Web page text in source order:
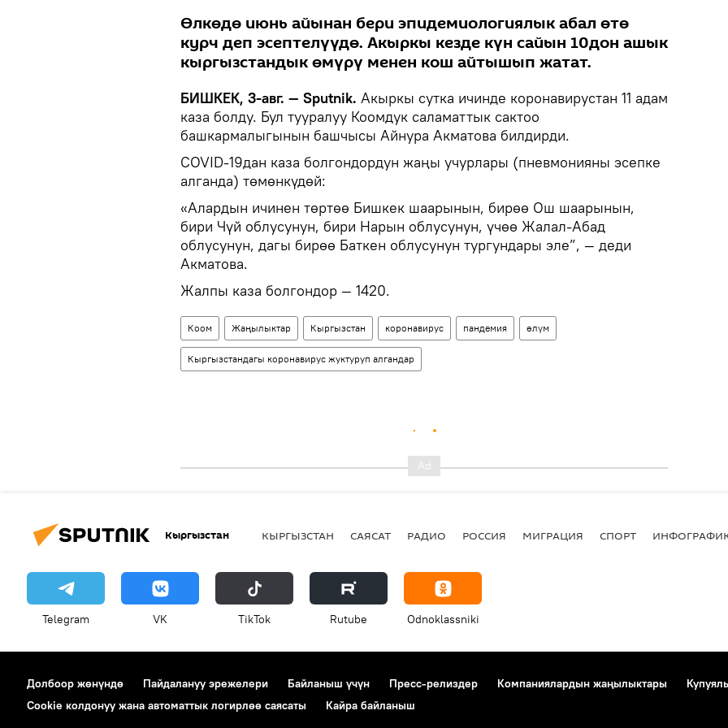
Өлкөдө июнь айынан бери эпидемиологиялык абал өтө
курч деп эсептелүүдө. Акыркы кезде күн сайын 10дон ашык
кыргызстандык өмүрү менен кош айтышып жатат.
БИШКЕК, 3-авг. — Sputnik. Акыркы сутка ичинде коронавирустан 11 адам
каза болду. Бул тууралуу Коомдук саламаттык сактоо
башкармалыгынын башчысы Айнура Акматова билдирди.
COVID-19дан каза болгондордун жаңы учурлары (пневмонияны эсепке
алганда) төмөнкүдөй:
«Алардын ичинен төртөө Бишкек шаарынын, бирөө Ош шаарынын,
бири Чүй облусунун, бири Нарын облусунун, үчөө Жалал-Абад
облусунун, дагы бирөө Баткен облусунун тургундары эле”, — деди
Акматова.
Жалпы каза болгондор — 1420.
Коом Жаңылыктар Кыргызстан коронавирус пандемия өлүм
Кыргызстандагы коронавирус жуктуруп алгандар
Кыргызстан КЫРГЫЗСТАН САЯСАТ РАДИО РОССИЯ МИГРАЦИЯ СПОРТ
Telegram VK ТikТоk Rutube Odnoklassniki
Долбоор жөнүндө Пайдалануу эрежелери Байланыш үчүн Пресс-релиздер Компаниялардын жаңылыктары
Cookie колдонуу жана автоматтык логирлөө саясаты
Кайра байланыш